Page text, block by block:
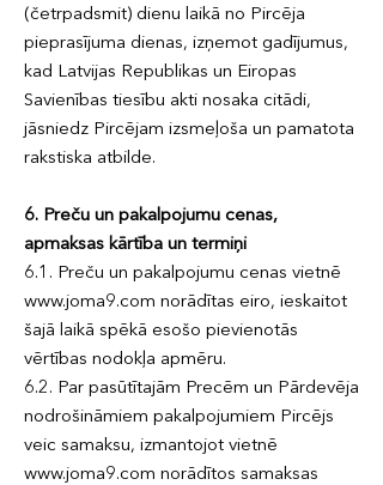
(četrpadsmit) dienu laikā no Pircēja
pieprasījuma dienas, izņemot gadījumus,
kad Latvijas Republikas un Eiropas
Savienības tiesību akti nosaka citādi,
jāsniedz Pircējam izsmeļoša un pamatota
rakstiska atbilde.
6. Preču un pakalpojumu cenas,
apmaksas kārtība un termiņi
6.1. Preču un pakalpojumu cenas vietnē
www.joma9.com norādītas eiro, ieskaitot
šajā laikā spēkā esošo pievienotās
vērtības nodokļa apmēru.
6.2. Par pasūtītajām Precēm un Pārdevēja
nodrošināmiem pakalpojumiem Pircējs
veic samaksu, izmantojot vietnē
www.joma9.com norādītos samaksas